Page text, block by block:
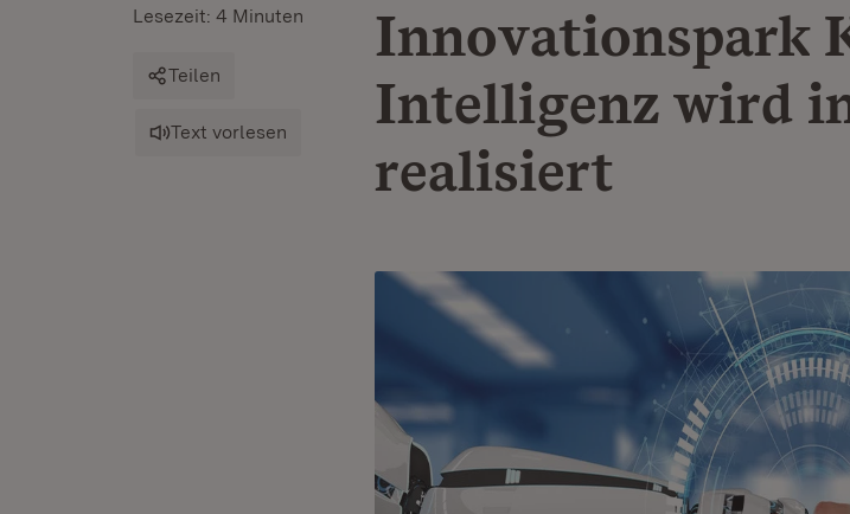
Innovationspark
Intelligenz wird
realisiert
Lesezeit: 4 Minuten
Teilen
Text vorlesen